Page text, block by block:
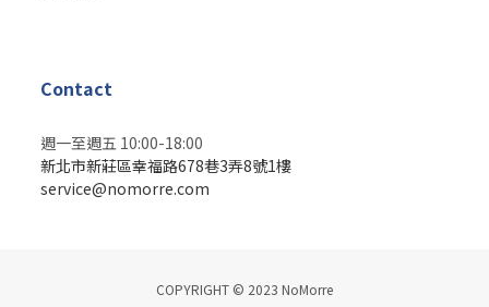
Contact
週一至週五 10:00-18:00
新北市新莊區幸福路678巷3弄8號1樓
service@nomorre.com
COPYRIGHT © 2023 NoMorre